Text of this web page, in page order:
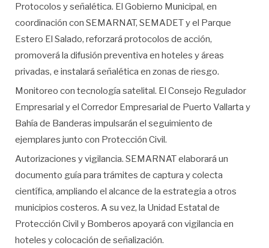
Protocolos y señalética. El Gobierno Municipal, en
coordinación con SEMARNAT, SEMADET y el Parque
Estero El Salado, reforzará protocolos de acción,
promoverá la difusión preventiva en hoteles y áreas
privadas, e instalará señalética en zonas de riesgo.
Monitoreo con tecnología satelital. El Consejo Regulador
Empresarial y el Corredor Empresarial de Puerto Vallarta y
Bahía de Banderas impulsarán el seguimiento de
ejemplares junto con Protección Civil.
Autorizaciones y vigilancia. SEMARNAT elaborará un
documento guía para trámites de captura y colecta
científica, ampliando el alcance de la estrategia a otros
municipios costeros. A su vez, la Unidad Estatal de
Protección Civil y Bomberos apoyará con vigilancia en
hoteles y colocación de señalización.